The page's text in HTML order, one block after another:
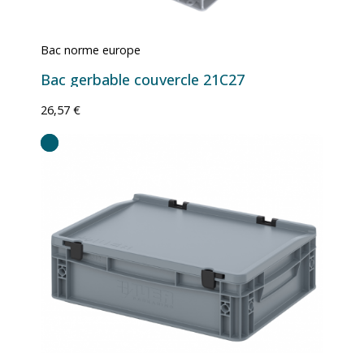
Bac norme europe
Bac gerbable couvercle 21C27
26,57 €